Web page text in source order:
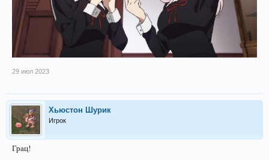
29 июл 2023
Хьюстон Шурик
Игрок
Грац!